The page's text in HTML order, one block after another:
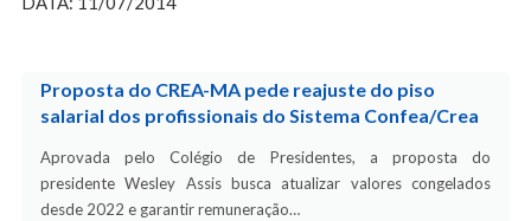
Proposta do CREA-MA pede reajuste do piso
salarial dos profissionais do Sistema Confea/Crea
Aprovada pelo Colégio de Presidentes, a proposta do
presidente Wesley Assis busca atualizar valores congelados
desde 2022 e garantir remuneração…